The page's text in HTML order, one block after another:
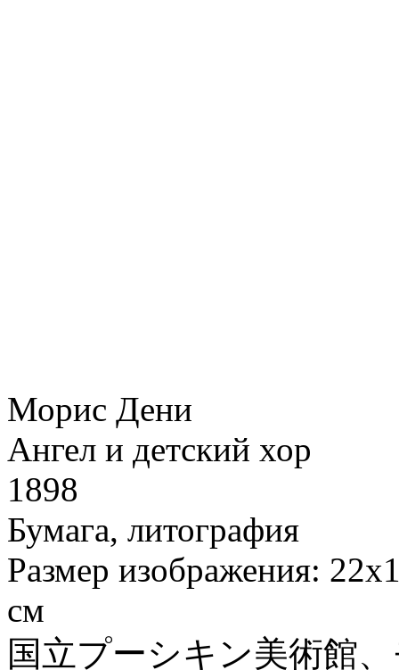
Морис Дени
Ангел и детский хор
1898
Бумага, литография
Размер изображения:
cм
国立プーシキン美術館